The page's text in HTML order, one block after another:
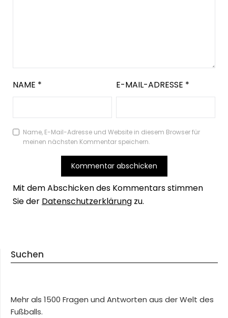
NAME * E-MAIL-ADRESSE *
Name, E-Mail-Adresse und Website in diesem Browser für
meinen nächsten Kommentar speichern.
Mit dem Abschicken des Kommentars stimmen
Sie der Datenschutzerklärung zu.
Suchen
Mehr als 1500 Fragen und Antworten aus der Welt des
Fußballs.